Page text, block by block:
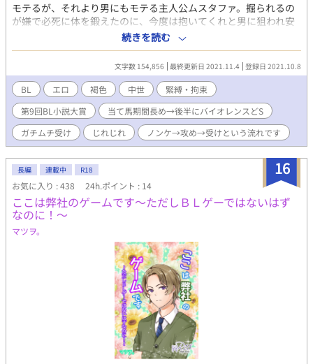
モテるが、それより男にもモテる主人公ムスタファ。掘られるの
が嫌で必死に体を鍛えたのに、今度は抱いてくれと男に狙われ安
眠できない。しかも息をひそめているだけで尻を狙うやつらは減
ってはいない。守りきったと安心した頃に最強最悪の男に襲われ
る。 ※すいません、プロローグを挿入しました。 ※第９回ＢＬ小
説に参加です。 ※お気に入り、栞、感想ありがとうございます。
励みになります。 ※別作品『うちの妻はかわいい』第４章おまけ
のスピンオフ。ガチムチ受けです。そちらも独立してるのでよか
ったらご覧ください。 ※本作は前作と独立させてるので初見でも
楽しめるかと思います。 ※エロければいいと思って書きました
が、作者の好みで前座が長いです。ノン気の抵抗を書きたかった
続きを読む
文字数 154,856 最終更新日 2021.11.4 登録日 2021.10.8
BL エロ 褐色 中世
緊縛・拘束
第9回BL小説大賞
当て馬期間長め→後半にバイオレンスどS
ガチムチ受け
じれじれ ノンケ→攻め→受けという流れです
16
長編 連載中 R18
お気に入り : 438 24h.ポイント : 14
ここは弊社のゲームです～ただしＢＬゲーではないはず
なのに！～
マツヲ。